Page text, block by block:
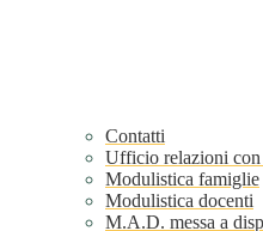
Contatti
Ufficio relazioni
Modulistica famiglie
Modulistica docenti
M.A.D. messa a